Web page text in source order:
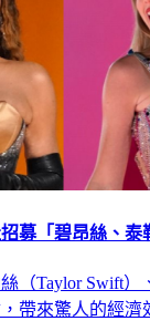
（Taylor Swift）